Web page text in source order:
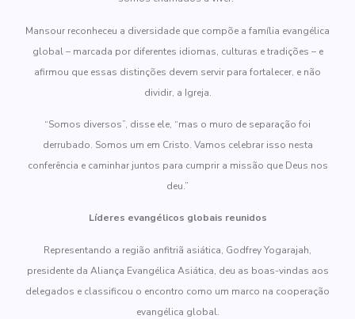
Mansour reconheceu a diversidade que compõe a família evangélica
global – marcada por diferentes idiomas, culturas e tradições – e
afirmou que essas distinções devem servir para fortalecer, e não
dividir, a Igreja.
“Somos diversos”, disse ele, “mas o muro de separação foi
derrubado. Somos um em Cristo. Vamos celebrar isso nesta
conferência e caminhar juntos para cumprir a missão que Deus nos
deu.”
Líderes evangélicos globais reunidos
Representando a região anfitriã asiática, Godfrey Yogarajah,
presidente da Aliança Evangélica Asiática, deu as boas-vindas aos
delegados e classificou o encontro como um marco na cooperação
evangélica global.